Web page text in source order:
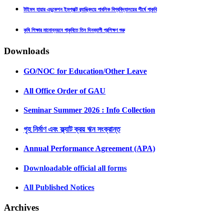
টাইমস হায়ার এডুকেশন ইমপ্যাক্ট র‍্যাঙ্কিংয়ে পাবলিক বিশ্ববিদ্যালয়ের শীর্ষে গাকৃবি
কৃষি শিক্ষার মানোন্নয়নে গাকৃবিতে তিন দিনব্যাপী প্রশিক্ষণ শুরু
Downloads
GO/NOC for Education/Other Leave
All Office Order of GAU
Seminar Summer 2026 : Info Collection
গৃহ নির্মাণ এবং ফ্ল্যাট ক্রয় ঋন সংক্রান্ত
Annual Performance Agreement (APA)
Downloadable official all forms
All Published Notices
Archives